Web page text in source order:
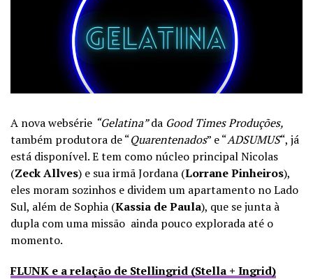
A nova websérie “Gelatina”da Good Times Produções,
também produtora de “Quarentenados” e “ADSUMUS“, já
está disponível.Etem como núcleo principal Nicolas
(Zeck Allves) e sua irmã Jordana (Lorrane Pinheiros),
eles moram sozinhos e dividem um apartamento no Lado
Sul, além de Sophia (Kassia de Paula), que se junta à
dupla com uma missão ainda pouco explorada até o
momento.
FLUNK e a relação de Stellingrid (Stella + Ingrid)